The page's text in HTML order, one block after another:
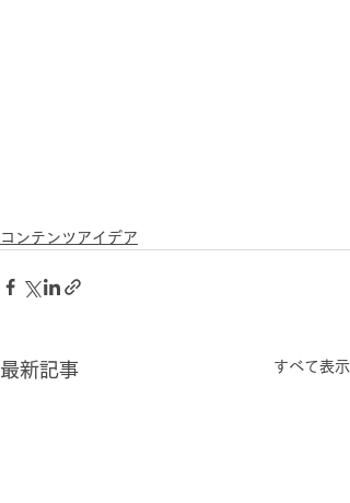
コンテンツアイデア
最新記事 すべて表示